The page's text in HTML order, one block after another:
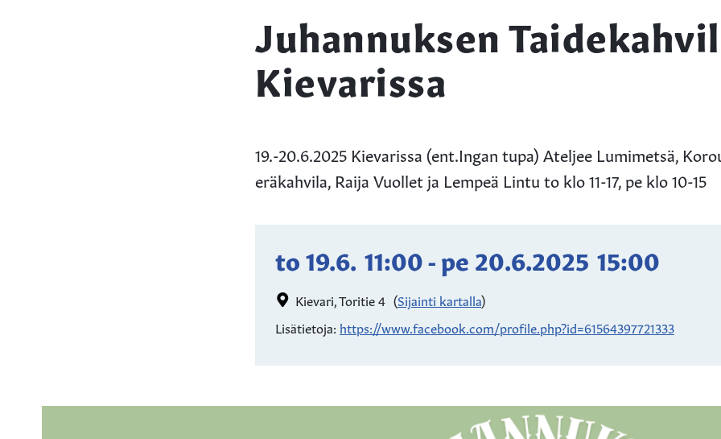
Juhannuksen
Kievarissa
19.-20.6.2025 Kievarissa (ent.Ingan tupa) Ateljee Lumimetsä,
eräkahvila, Raija Vuollet ja Lempeä Lintu to klo 11-17, pe klo 10-15
to 19.6. 11:00-pe 20.6.2025 15:00
Kievari, Toritie 4 (Sijainti kartalla)
Lisätietoja: https://www.facebook.com/profile.php?id=61564397721333